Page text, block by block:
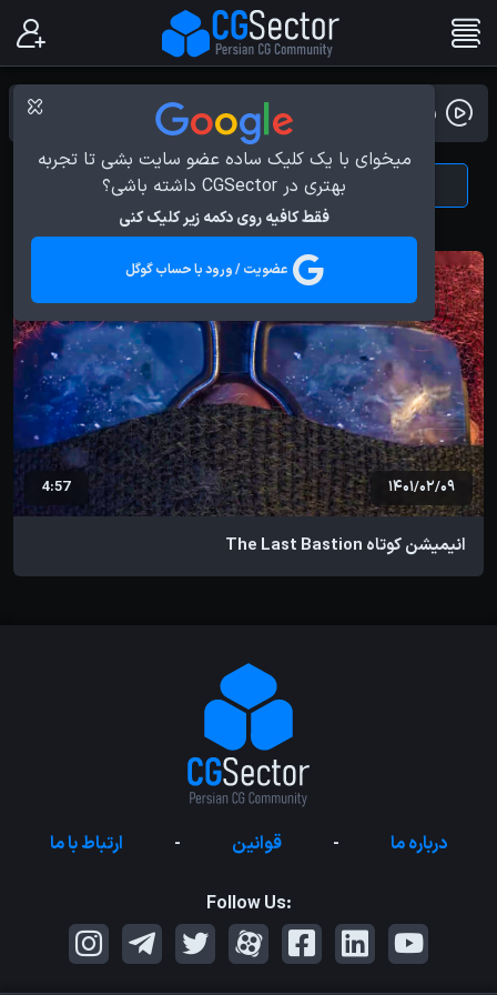
میخوای با یک کلیک ساده عضو سایت بشی تا تجربه
بهتری در CGSector داشته باشی؟
فقط کافیه روی دکمه زیر کلیک کنی
عضویت / ورود با حساب گوگل
ویدیو بلاگ
News
1401/02/09
4:57
انیمیشن کوتاه The Last Bastion
درباره ما - قوانین - ارتباط با ما
Follow Us: